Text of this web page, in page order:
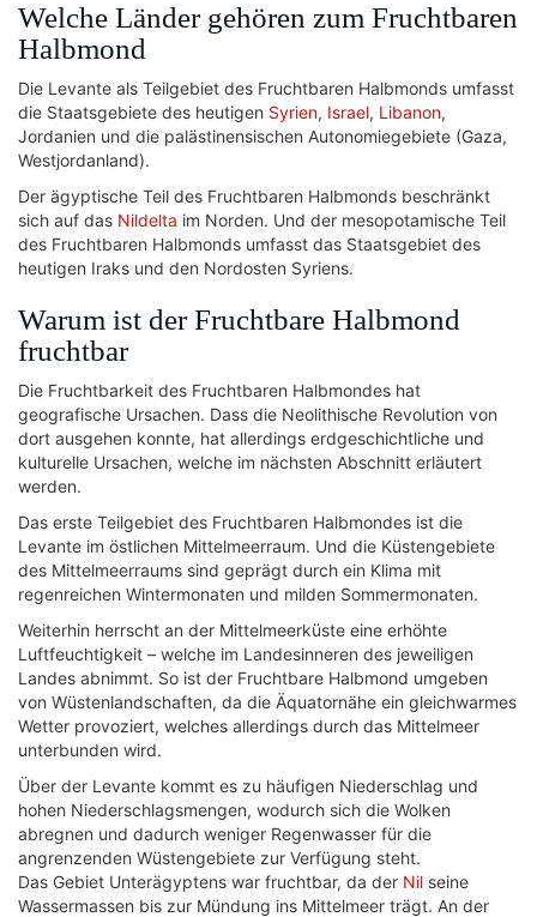
Welche Länder gehören zum Fruchtbaren
Halbmond
Die Levante als Teilgebiet des Fruchtbaren Halbmonds umfasst
die Staatsgebiete des heutigen Syrien, Israel, Libanon,
Jordanien und die palästinensischen Autonomiegebiete (Gaza,
Westjordanland).
Der ägyptische Teil des Fruchtbaren Halbmonds beschränkt
sich auf das Nildelta im Norden. Und der mesopotamische Teil
des Fruchtbaren Halbmonds umfasst das Staatsgebiet des
heutigen Iraks und den Nordosten Syriens.
Warum ist der Fruchtbare Halbmond
fruchtbar
Die Fruchtbarkeit des Fruchtbaren Halbmondes hat
geografische Ursachen. Dass die Neolithische Revolution von
dort ausgehen konnte, hat allerdings erdgeschichtliche und
kulturelle Ursachen, welche im nächsten Abschnitt erläutert
werden.
Das erste Teilgebiet des Fruchtbaren Halbmondes ist die
Levante im östlichen Mittelmeerraum. Und die Küstengebiete
des Mittelmeerraums sind geprägt durch ein Klima mit
regenreichen Wintermonaten und milden Sommermonaten.
Weiterhin herrscht an der Mittelmeerküste eine erhöhte
Luftfeuchtigkeit – welche im Landesinneren des jeweiligen
Landes abnimmt. So ist der Fruchtbare Halbmond umgeben
von Wüstenlandschaften, da die Äquatornähe ein gleichwarmes
Wetter provoziert, welches allerdings durch das Mittelmeer
unterbunden wird.
Über der Levante kommt es zu häufigen Niederschlag und
hohen Niederschlagsmengen, wodurch sich die Wolken
abregnen und dadurch weniger Regenwasser für die
angrenzenden Wüstengebiete zur Verfügung steht.
Das Gebiet Unterägyptens war fruchtbar, da der Nil seine
Wassermassen bis zur Mündung ins Mittelmeer trägt. An der